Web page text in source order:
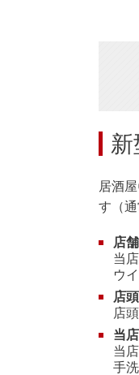
居酒
す（
店
当
ウ
店
店
当
当
手